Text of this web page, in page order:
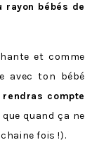
bébés de
et comme
avec ton bébé
rendras compte
quand ça ne
fois !).